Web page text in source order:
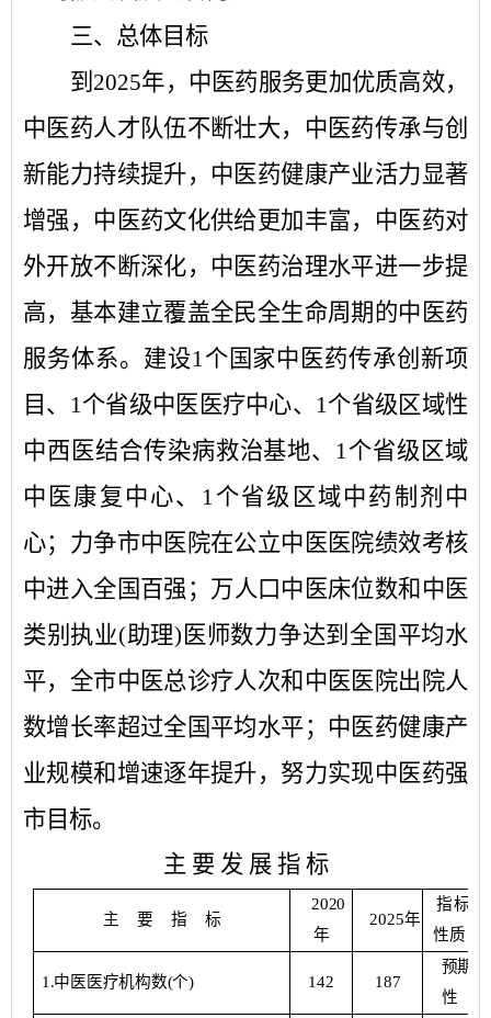
三、总体目标
到 2025年，中医药服务更加优质高效，
中医药人才队伍不断壮大，中医药传承与创
新能力持续提升，中医药健康产业活力显著
增强，中医药文化供给更加丰富，中医药对
外开放不断深化，中医药治理水平进一步提
高，基本建立覆盖全民全生命周期的中医药
服务体系。建设1个国家中医药传承创新项
目、 1个省级中医医疗中心、 1个省级区域性
中西医结合传染病救治基地、 1个省级区域
中医康复中心、 1个省级区域中药制剂中
心；力争市中医院在公立中医医院绩效考核
中进入全国百强；万人口中医床位数和中医
类别执业(助理) 医师数力争达到全国平均水
平，全市中医总诊疗人次和中医医院出院人
数增长率超过全国平均水平；中医药健康产
业规模和增速逐年提升，努力实现中医药强
市目标。
主 要 发 展 指 标
主 要 指 标
2020
年
2025年
指标
性质
1 .中医医疗机构数(个) 142 187
预期
性